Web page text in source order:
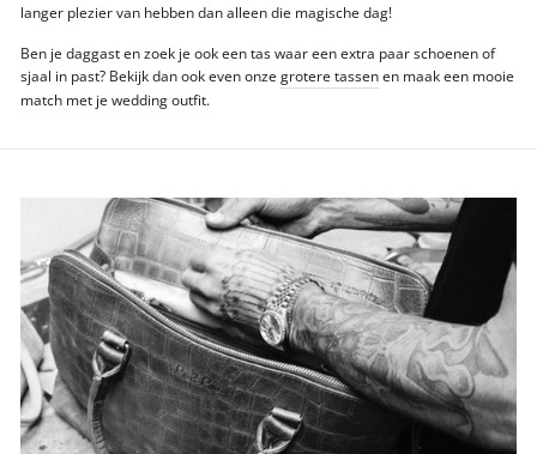
langer plezier van hebben dan alleen die magische dag!
Ben je daggast en zoek je ook een tas waar een extra paar schoenen of
sjaal in past? Bekijk dan ook even onze grotere tassenen maak een mooie
match met je wedding outfit.